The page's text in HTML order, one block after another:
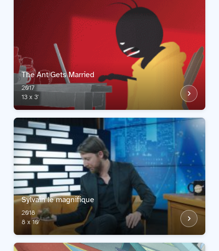
The Ant Gets Married
2017
13 x 3'
Sylvain le magnifique
2018
8 x 10'